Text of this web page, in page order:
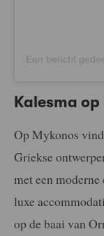
Kalesma
Op Mykonos
Griekse
met een
luxe
op de baai van